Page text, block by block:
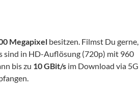
Megapixel besitzen. Filmst Du gerne,
sind in HD-Auflösung (720p) mit 960
bis zu 10 GBit/s im Download via 5G